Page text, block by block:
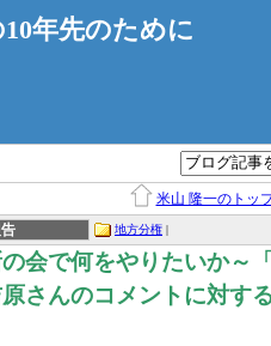
年先のために
米山 隆一のトッ
地方分権 |
の会で何をやりたいか～
さんのコメントに対す